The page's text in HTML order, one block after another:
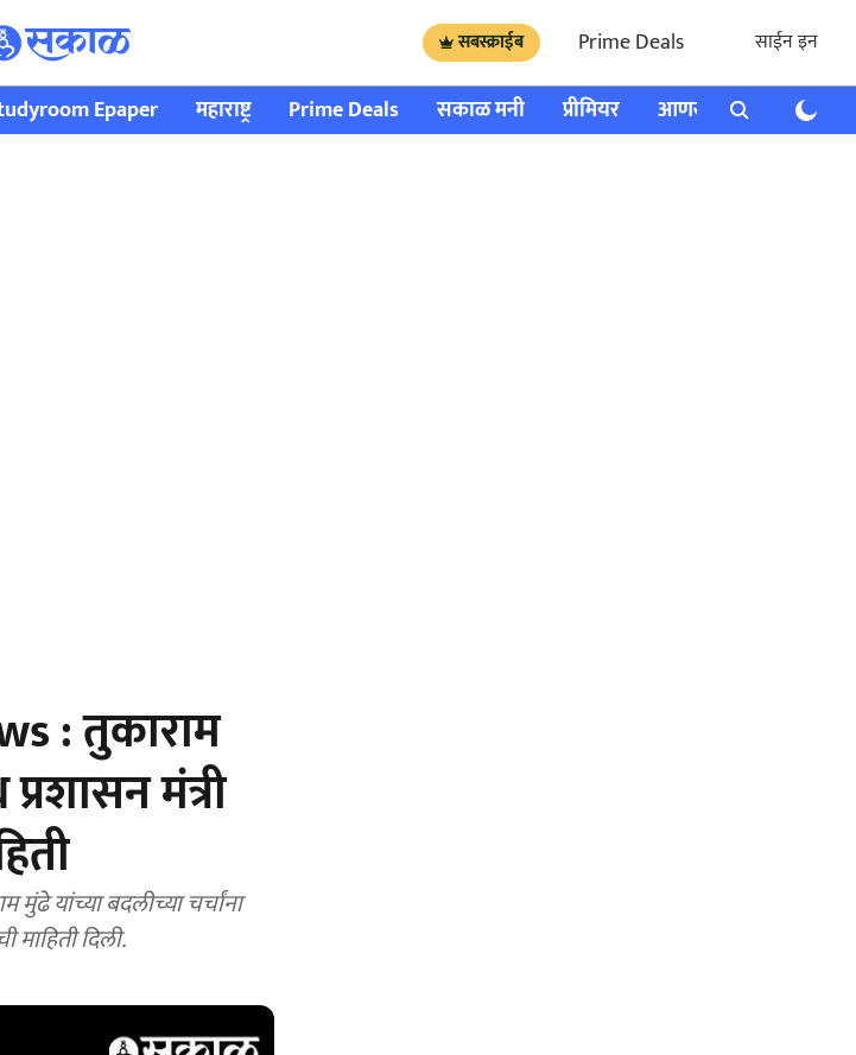
सबस्क्राईब Prime Deals साईन इन
Epaper महाराष्ट्र Prime Deals सकाळ मनी प्रीमियर आणखी राशी भविष्य
: तुकाराम
मंत्री
यांच्या बदलीच्या चर्चांना
माहिती दिली.